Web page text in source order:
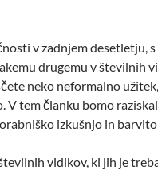
v zadnjem desetletju,
drugemu v številnih
neko neformalno
V tem članku bomo
izkušnjo in
vidikov, ki jih je